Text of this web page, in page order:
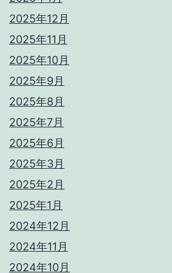
2025年12月
2025年11月
2025年10月
2025年9月
2025年8月
2025年7月
2025年6月
2025年3月
2025年2月
2025年1月
2024年12月
2024年11月
2024年10月